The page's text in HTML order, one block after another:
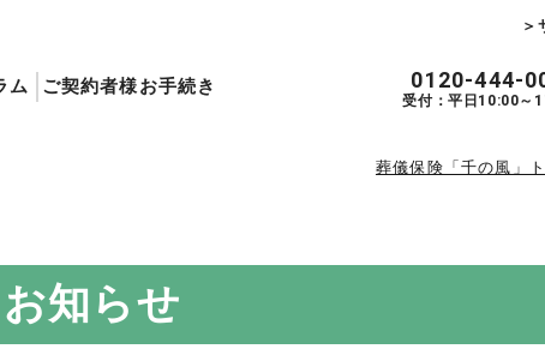
ム ご契約者様お手続き
＞
0120-444-
受付：平日10:00～
葬儀保険「千の風」
お知らせ